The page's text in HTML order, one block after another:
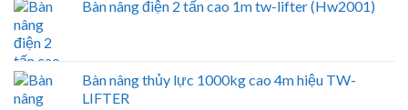
Bàn nâng điện 2 tấn cao 1m tw-lifter (Hw2001)
Bàn nâng thủy lực 1000kg cao 4m hiệu TW-
LIFTER